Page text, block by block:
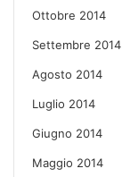
Ottobre 2014
Settembre 2014
Agosto 2014
Luglio 2014
Giugno 2014
Maggio 2014